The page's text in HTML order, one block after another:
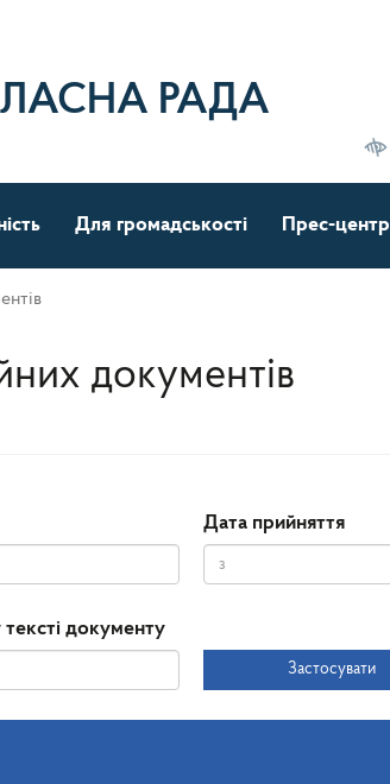
РАДА
Для громадськості Прес-центр
документів
Дата прийняття
прийняття
документу
Застосувати